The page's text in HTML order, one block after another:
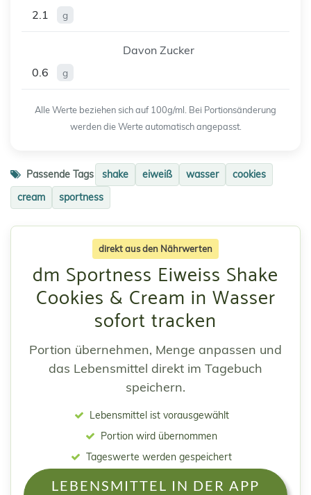
2.1
g
Davon Zucker
0.6
g
Alle Werte beziehen sich auf 100g/ml. Bei Portionsänderung
werden die Werte automatisch angepasst.
Passende Tags shake eiweiß wasser
cookies
cream
sportness
direkt aus den Nährwerten
dm Sportness Eiweiss Shake
Cookies & Cream in Wasser
sofort tracken
Portion übernehmen, Menge anpassen und
das Lebensmittel direkt im Tagebuch
speichern.
Lebensmittel ist vorausgewählt
Portion wird übernommen
Tageswerte werden gespeichert
LEBENSMITTEL IN DER APP